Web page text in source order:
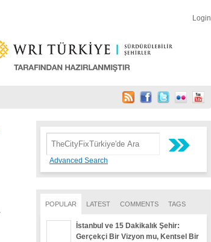
Login
Advanced Search
POPULAR LATEST COMMENTS TAGS
İstanbul ve 15 Dakikalık Şehir:
Gerçekçi Bir Vizyon mu, Kentsel Bir